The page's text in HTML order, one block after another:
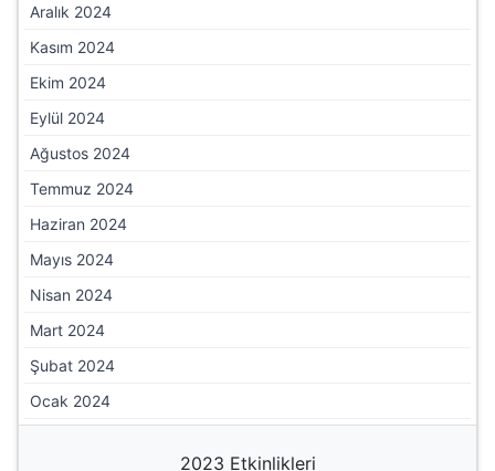
Aralık 2024
Kasım 2024
Ekim 2024
Eylül 2024
Ağustos 2024
Temmuz 2024
Haziran 2024
Mayıs 2024
Nisan 2024
Mart 2024
Şubat 2024
Ocak 2024
2023 Etkinlikleri